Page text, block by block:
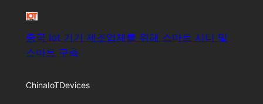
중국 Iot 기기 제조업체를 위해 스마트 시티 및
스마트 구축
ChinaIoTDevices